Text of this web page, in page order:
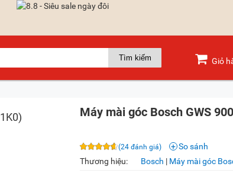
Giỏ
Máy mài góc Bosch GWS
(24 đánh giá)
So sánh
Thương hiệu:
Bosch | Máy mài góc